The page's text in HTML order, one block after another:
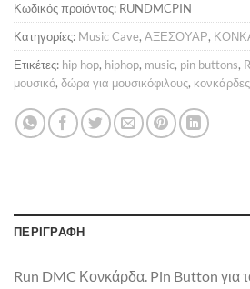
Κωδικός προϊόντος: RUNDMCPIN
Κατηγορίες: Music Cave, ΑΞΕΣΟΥΑΡ,
Ετικέτες: hip hop, hiphop, music, pin buttons,
μουσικό, δώρα για μουσικόφιλους, κονκάρδες
ΠΕΡΙΓΡΑΦΉ
Run DMC Κονκάρδα. Pin Button για